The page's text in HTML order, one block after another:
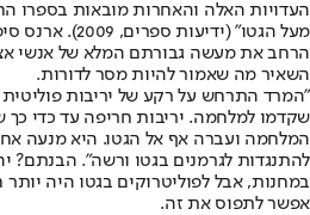
העדויות האלה והאחרות מובאות בספרו
מעל הגטו"
הרחב את מעשה גבורתם המלא של אנשי
השאיר מה שאמור להיות מסר לדורות.
"המרד התרחש על רקע של יריבות פוליטית
שקדמו למלחמה. יריבות חריפה עד כדי
המלחמה ועברה אף אל הגטו. היא מנעה
להתנגדות לגרמנים בגטו ורשה". הבנתם?
במחנות, אבל לפוליטרוקים בגטו היה
אפשר לתפוס את זה.